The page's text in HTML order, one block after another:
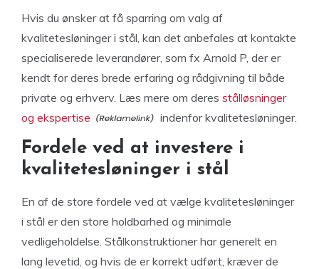
Hvis du ønsker at få sparring om valg af
kvalitetesløninger i stål, kan det anbefales at kontakte
specialiserede leverandører, som fx Arnold P, der er
kendt for deres brede erfaring og rådgivning til både
private og erhverv. Læs mere om deres stålløsninger
og ekspertise
indenfor kvalitetesløninger.
Fordele ved at investere i
kvalitetesløninger i stål
En af de store fordele ved at vælge kvalitetesløninger
i stål er den store holdbarhed og minimale
vedligeholdelse. Stålkonstruktioner har generelt en
lang levetid, og hvis de er korrekt udført, kræver de